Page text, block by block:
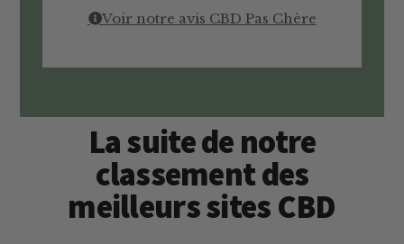
Voir notre avis CBD Pas Chère
La suite de notre
classement des
meilleurs sites CBD